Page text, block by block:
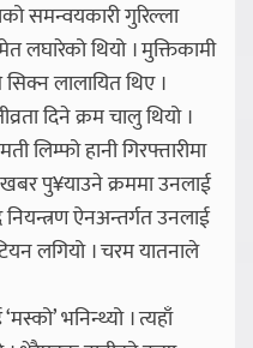
समन्वयकारी गुरिल्ला
लघारेको थियो । मुक्तिकामी
सिक्न लालायित थिए ।
दिने क्रम चालु थियो ।
लिम्फो हानी गिरफ्तारीमा
खबर पु¥याउने क्रममा उनलाई
नियन्त्रण ऐनअन्तर्गत उनलाई
लगियो । चरम यातनाले
भनिन्थ्यो । त्यहाँ